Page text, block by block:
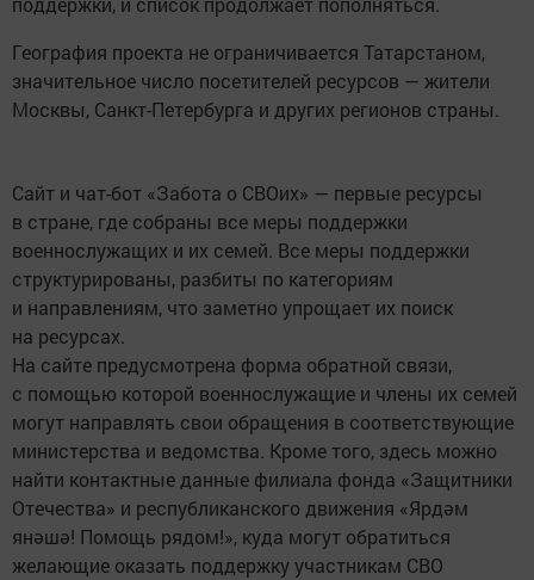
География проекта не ограничивается Татарстаном,
значительное число посетителей ресурсов — жители
Москвы, Санкт-Петербурга и других регионов страны.
Сайт и чат-бот «Забота о СВОих» — первые ресурсы
в стране, где собраны все меры поддержки
военнослужащих и их семей. Все меры поддержки
структурированы, разбиты по категориям
и направлениям, что заметно упрощает их поиск
на ресурсах.
На сайте предусмотрена форма обратной связи,
с помощью которой военнослужащие и члены их семей
могут направлять свои обращения в соответствующие
министерства и ведомства. Кроме того, здесь можно
найти контактные данные филиала фонда «Защитники
Отечества» и республиканского движения «Ярдәм
янәшә! Помощь рядом!», куда могут обратиться
желающие оказать поддержку участникам СВО